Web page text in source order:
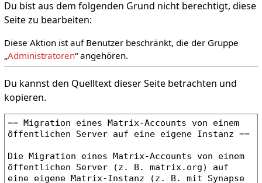
Du bist aus dem folgenden Grund nicht berechtigt, diese
Seite zu bearbeiten:
Diese Aktion ist auf Benutzer beschränkt, die der Gruppe
Administratoren“ angehören.
Du kannst den Quelltext dieser Seite betrachten und
kopieren.